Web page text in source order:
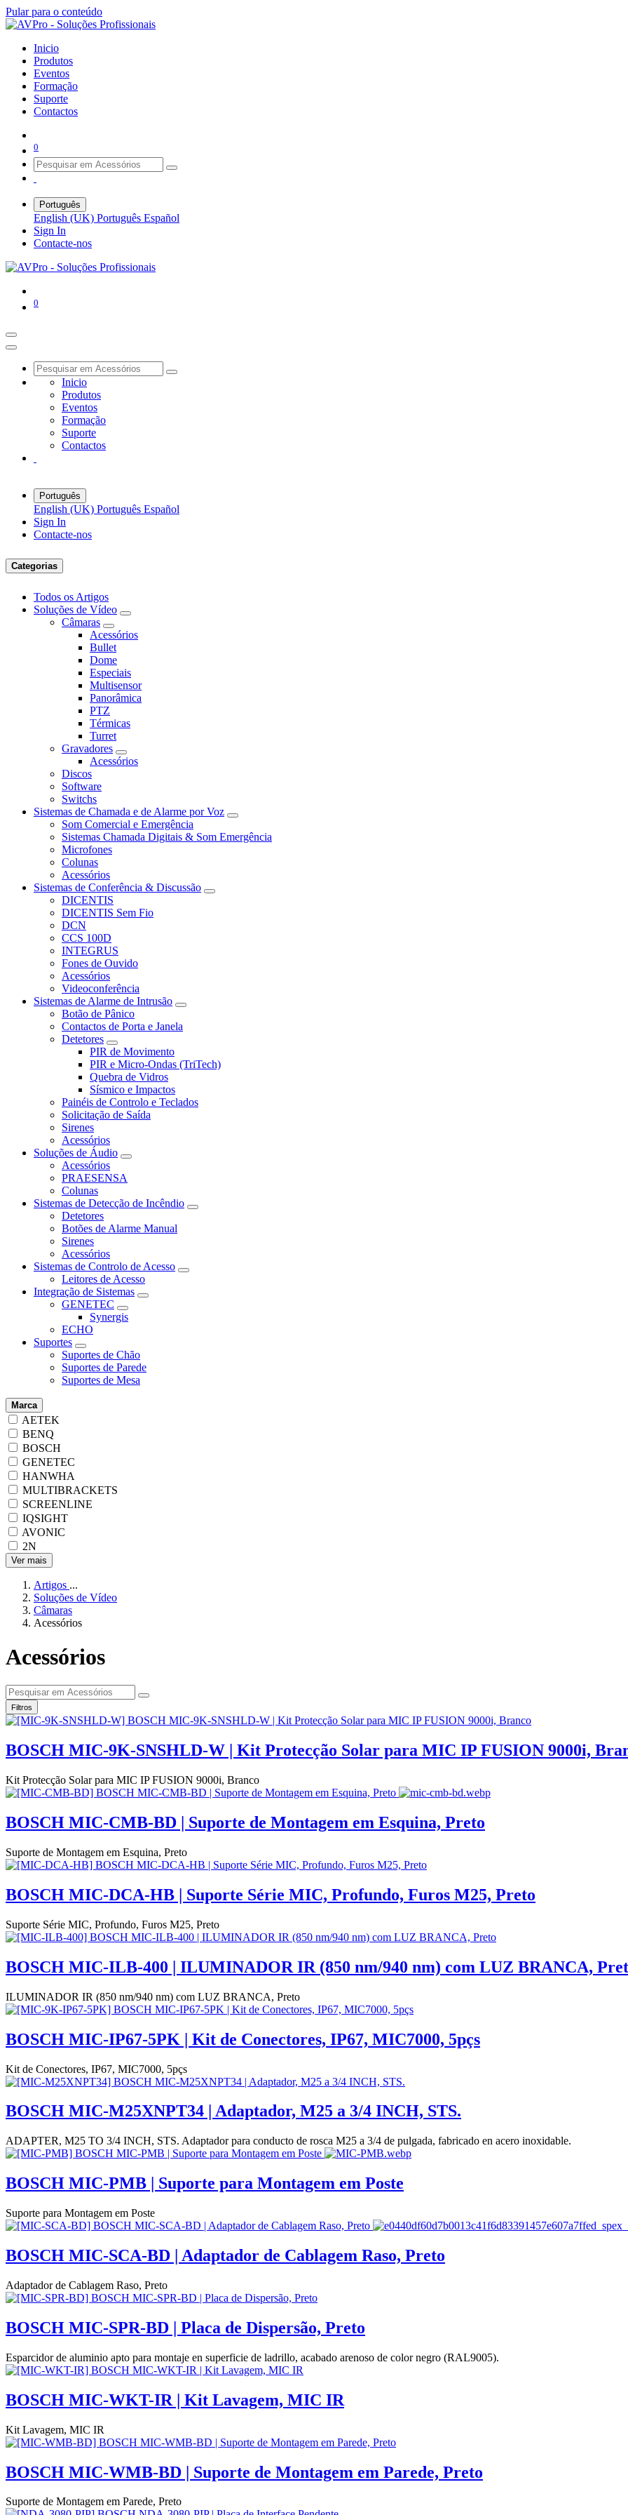
Pular para o conteúdo
Inicio
Produtos
Eventos
Formação
Suporte
Contactos
0
Português
English (UK) Português Español
Sign In
Contacte-nos
0
Inicio
Produtos
Eventos
Formação
Suporte
Contactos
Português
English (UK) Português Español
Sign In
Contacte-nos
Categorias
Todos os Artigos
Soluções de Vídeo
Câmaras
Acessórios
Bullet
Dome
Especiais
Multisensor
Panorâmica
PTZ
Térmicas
Turret
Gravadores
Acessórios
Discos
Software
Switchs
Sistemas de Chamada e de Alarme por Voz
Som Comercial e Emergência
Sistemas Chamada Digitais & Som Emergência
Microfones
Colunas
Acessórios
Sistemas de Conferência & Discussão
DICENTIS
DICENTIS Sem Fio
DCN
CCS 100D
INTEGRUS
Fones de Ouvido
Acessórios
Videoconferência
Sistemas de Alarme de Intrusão
Botão de Pânico
Contactos de Porta e Janela
Detetores
PIR de Movimento
PIR e Micro-Ondas (TriTech)
Quebra de Vidros
Sísmico e Impactos
Painéis de Controlo e Teclados
Solicitação de Saída
Sirenes
Acessórios
Soluções de Áudio
Acessórios
PRAESENSA
Colunas
Sistemas de Detecção de Incêndio
Detetores
Botões de Alarme Manual
Sirenes
Acessórios
Sistemas de Controlo de Acesso
Leitores de Acesso
Integração de Sistemas
GENETEC
Synergis
ECHO
Suportes
Suportes de Chão
Suportes de Parede
Suportes de Mesa
Marca
AETEK
BENQ
BOSCH
GENETEC
HANWHA
MULTIBRACKETS
SCREENLINE
IQSIGHT
AVONIC
2N
Ver mais
Artigos ...
Soluções de Vídeo
Câmaras
Acessórios
Acessórios
Filtros
BOSCH MIC-9K-SNSHLD-W | Kit Protecção Solar para MIC IP FUSION 9000i,
Kit Protecção Solar para MIC IP FUSION 9000i, Branco
BOSCH MIC-CMB-BD | Suporte de Montagem em Esquina, Preto
Suporte de Montagem em Esquina, Preto
BOSCH MIC-DCA-HB | Suporte Série MIC, Profundo, Furos M25, Preto
Suporte Série MIC, Profundo, Furos M25, Preto
BOSCH MIC-ILB-400 | ILUMINADOR IR (850 nm/940 nm) com LUZ BRANCA,
ILUMINADOR IR (850 nm/940 nm) com LUZ BRANCA, Preto
BOSCH MIC-IP67-5PK | Kit de Conectores, IP67, MIC7000, 5pçs
Kit de Conectores, IP67, MIC7000, 5pçs
BOSCH MIC-M25XNPT34 | Adaptador, M25 a 3/4 INCH, STS.
ADAPTER, M25 TO 3/4 INCH, STS. Adaptador para conducto de rosca M25 a 3/4 de pulgada, fabricado en acero inoxidable.
BOSCH MIC-PMB | Suporte para Montagem em Poste
Suporte para Montagem em Poste
BOSCH MIC-SCA-BD | Adaptador de Cablagem Raso, Preto
Adaptador de Cablagem Raso, Preto
BOSCH MIC-SPR-BD | Placa de Dispersão, Preto
Esparcidor de aluminio apto para montaje en superficie de ladrillo, acabado arenoso de color negro (RAL9005).
BOSCH MIC-WKT-IR | Kit Lavagem, MIC IR
Kit Lavagem, MIC IR
BOSCH MIC-WMB-BD | Suporte de Montagem em Parede, Preto
Suporte de Montagem em Parede, Preto